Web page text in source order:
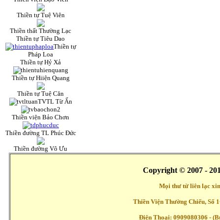
Thiền tự Tuệ Viên
Thiền thất Thường Lạc
Thiền tự Tiêu Dao
Thiền tự
Pháp Loa
Thiền tự Hỷ Xả
Thiền tự Hiiện Quang
Thiền tự Tuệ Căn
TVTL Từ Ấn
Thiền viện Bảo Chơn
Thiền đường TL Phúc Đức
Thiền đường Vô Ưu
Copyright © 2007 -
Mọi thư từ liên lạc
Thiền Viện Thường Chiếu, Số
Điện Thoại: 0909080306 -